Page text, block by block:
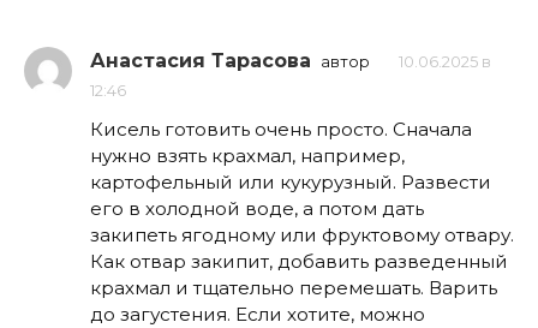
Анастасия Тарасова автор
10.06.2025 в
12:46
Кисель готовить очень просто. Сначала
нужно взять крахмал, например,
картофельный или кукурузный. Развести
его в холодной воде, а потом дать
закипеть ягодному или фруктовому отвару.
Как отвар закипит, добавить разведенный
крахмал и тщательно перемешать. Варить
до загустения. Если хотите, можно